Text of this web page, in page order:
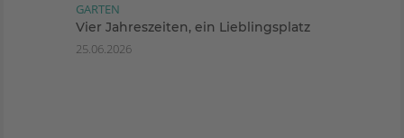
GARTEN
Vier Jahreszeiten, ein Lieblingsplatz
25.06.2026